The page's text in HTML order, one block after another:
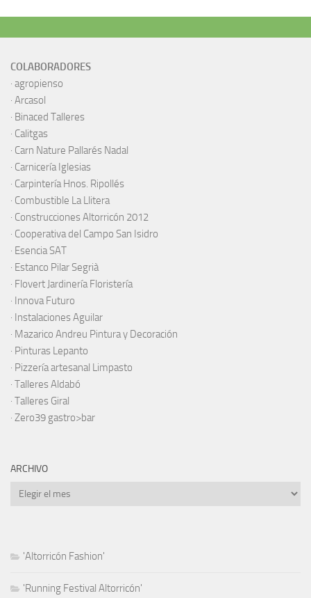
COLABORADORES
· agropienso
· Arcasol
· Binaced Talleres
· Calitgas
· Carn Nature Pallarés Nadal
· Carnicería Iglesias
· Carpintería Hnos. Ripollés
· Combustible La Llitera
· Construcciones Altorricón 2012
· Cooperativa del Campo San Isidro
· Esencia SAT
· Estanco Pilar Segrià
· Flovert Jardinería Floristería
· Innova Futuro
· Instalaciones Aguilar
· Mazarico Andreu Pintura y Decoración
· Pinturas Lepanto
· Pizzería artesanal Limpasto
· Talleres Aldabó
· Talleres Giral
· Zero39 gastro>bar
ARCHIVO
Archivo
'Altorricón Fashion'
'Running Festival Altorricón'